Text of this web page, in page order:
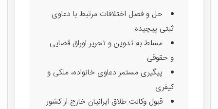
حل و فصل اختلافات مرتبط با دعاوی
ثبتی پیچیده
مسلط به تدوین و تحریر اوراق قضایی
و حقوقی
پیگیری مستمر دعاوی خانواده، ملکی و
کیفری
قبول وکالت طلاق ایرانیان خارج از کشور